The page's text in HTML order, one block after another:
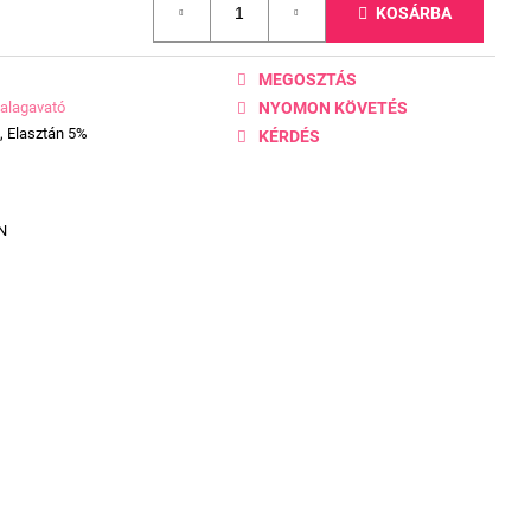
KOSÁRBA
Elasztán 5%
KÉRDÉS
NYOMON KÖVETÉS
MEGOSZTÁS